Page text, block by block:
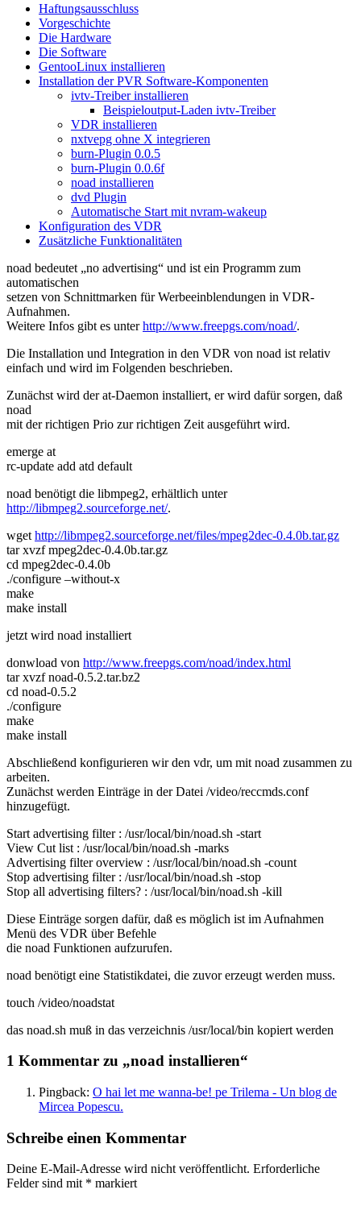
Haftungsausschluss
Vorgeschichte
Die Hardware
Die Software
GentooLinux installieren
Installation der PVR Software-Komponenten
ivtv-Treiber installieren
Beispieloutput-Laden ivtv-Treiber
VDR installieren
nxtvepg ohne X integrieren
burn-Plugin 0.0.5
burn-Plugin 0.0.6f
noad installieren
dvd Plugin
Automatische Start mit nvram-wakeup
Konfiguration des VDR
Zusätzliche Funktionalitäten
noad bedeutet „no advertising“ und ist ein Programm zum
automatischen
setzen von Schnittmarken für Werbeeinblendungen in VDR-
Aufnahmen.
Weitere Infos gibt es unterhttp://www.freepgs.com/noad/.
Die Installation und Integration in den VDR von noad ist relativ
einfach und wird im Folgenden beschrieben.
Zunächst wird der at-Daemon installiert, er wird dafür sorgen, daß
noad
mit der richtigen Prio zur richtigen Zeit ausgeführt wird.
emerge at
rc-update add atd default
noad benötigt die libmpeg2, erhältlich unter
http://libmpeg2.sourceforge.net/.
wget http://libmpeg2.sourceforge.net/files/mpeg2dec-0.4.0b.tar.gz
tar xvzf mpeg2dec-0.4.0b.tar.gz
cd mpeg2dec-0.4.0b
./configure –without-x
make
make install
jetzt wird noad installiert
donwload von http://www.freepgs.com/noad/index.html
tar xvzf noad-0.5.2.tar.bz2
cd noad-0.5.2
./configure
make
make install
Abschließend konfigurieren wir den vdr, um mit noad zusammen zu
arbeiten.
Zunächst werden Einträge in der Datei /video/reccmds.conf
hinzugefügt.
Start advertising filter : /usr/local/bin/noad.sh -start
View Cut list : /usr/local/bin/noad.sh -marks
Advertising filter overview : /usr/local/bin/noad.sh -count
Stop advertising filter : /usr/local/bin/noad.sh -stop
Stop all advertising filters? : /usr/local/bin/noad.sh -kill
Diese Einträge sorgen dafür, daß es möglich ist im Aufnahmen
Menü des VDR über Befehle
die noad Funktionen aufzurufen.
noad benötigt eine Statistikdatei, die zuvor erzeugt werden muss.
touch /video/noadstat
das noad.sh muß in das verzeichnis /usr/local/bin kopiert werden
1 Kommentar zu „noad installieren“
Pingback: O hai let me wanna-be! pe Trilema - Un blog de
Mircea Popescu.
Schreibe einen Kommentar
Deine E-Mail-Adresse wird nicht veröffentlicht. Erforderliche
Felder sind mit * markiert